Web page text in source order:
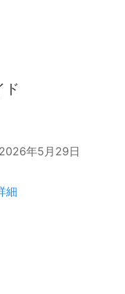
ド
年5月29日
細